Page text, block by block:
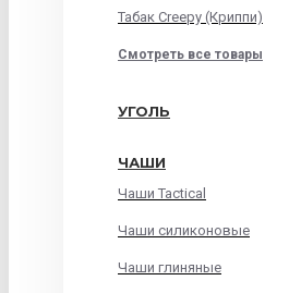
Табак Creepy (Криппи)
Смотреть все товары
УГОЛЬ
ЧАШИ
Чаши Tactical
Чаши силиконовые
Чаши глиняные